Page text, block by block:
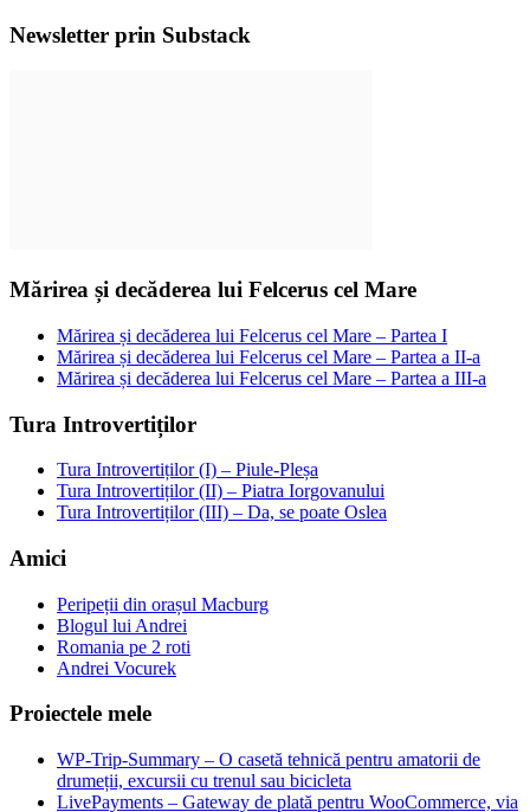
Newsletter prin Substack
Mărirea și decăderea lui Felcerus cel Mare
Mărirea și decăderea lui Felcerus cel Mare – Partea I
Mărirea și decăderea lui Felcerus cel Mare – Partea a II-a
Mărirea și decăderea lui Felcerus cel Mare – Partea a III-a
Tura Introvertiților
Tura Introvertiților (I) – Piule-Pleșa
Tura Introvertiților (II) – Piatra Iorgovanului
Tura Introvertiților (III) – Da, se poate Oslea
Amici
Peripeții din orașul Macburg
Blogul lui Andrei
Romania pe 2 roti
Andrei Vocurek
Proiectele mele
WP-Trip-Summary – O casetă tehnică pentru amatorii de
drumeții, excursii cu trenul sau bicicleta
LivePayments – Gateway de plată pentru WooCommerce, via